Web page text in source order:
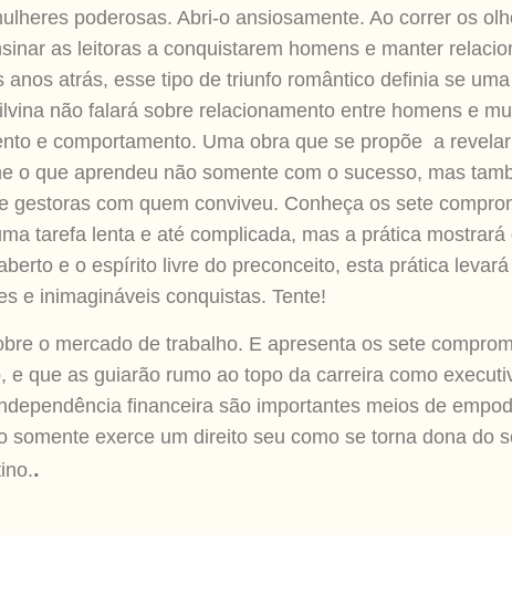
poderosas. Abri-o ansiosamente. Ao correr os
as leitoras a conquistarem homens e manter
atrás, esse tipo de triunfo romântico definia se
não falará sobre relacionamento entre homens e
e comportamento. Uma obra que se propõe a
o que aprendeu não somente com o sucesso, mas
com quem conviveu. Conheça os sete
tarefa lenta e até complicada, mas a prática mostrará
e o espírito livre do preconceito, esta prática
e inimagináveis conquistas. Tente!
o mercado de trabalho. E apresenta os sete
que as guiarão rumo ao topo da carreira como
financeira são importantes meios de
somente exerce um direito seu como se torna dona do
.